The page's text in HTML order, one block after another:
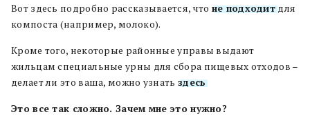
Вот здесь подробно рассказывается, что не подходитдля
компоста (например, молоко).
Кроме того, некоторые районные управы выдают
жильцам специальные урны для сбора пищевых отходов –
делает ли это ваша, можно узнать здесь.
Это все так сложно. Зачем мне это нужно?